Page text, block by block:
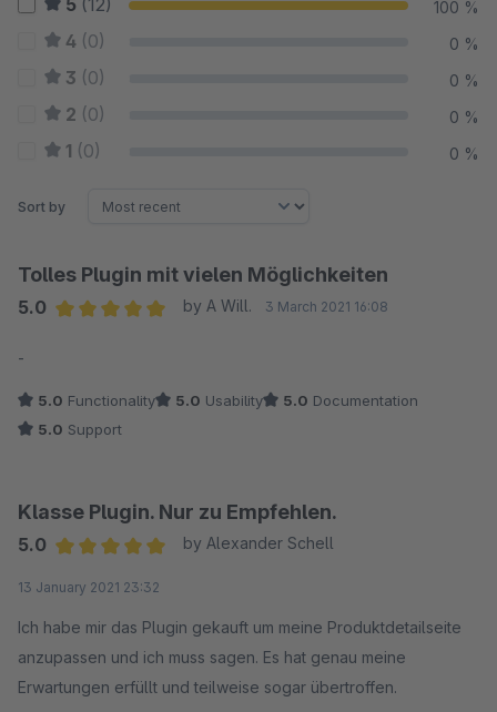
5 (12) 100 %
4 (0) 0 %
3 (0) 0 %
2 (0) 0 %
1 (0) 0 %
Sort by
Tolles Plugin mit vielen Möglichkeiten
5.0
by A Will. 3 March 2021 16:08
-
5.0 Functionality 5.0 Usability 5.0 Documentation
5.0 Support
Klasse Plugin. Nur zu Empfehlen.
5.0
by Alexander Schell
13 January 2021 23:32
Ich habe mir das Plugin gekauft um meine Produktdetailseite
anzupassen und ich muss sagen. Es hat genau meine
Erwartungen erfüllt und teilweise sogar übertroffen.